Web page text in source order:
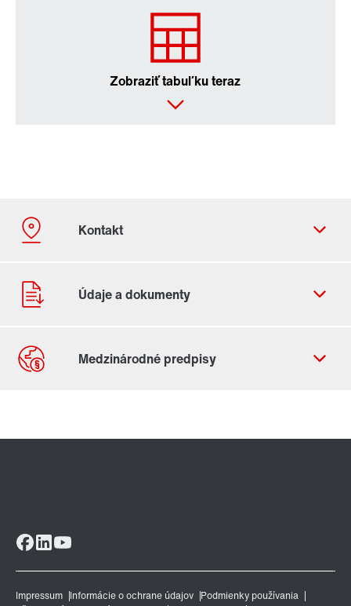
Zobraziť tabuľku teraz